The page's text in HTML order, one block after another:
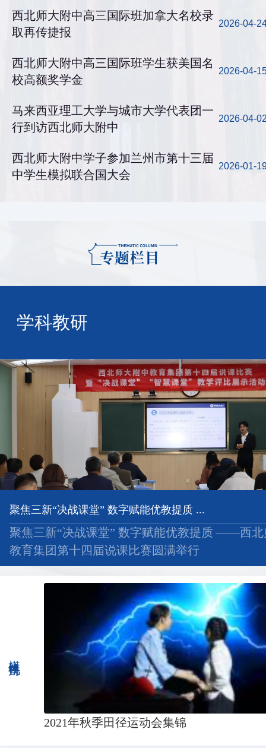
西北师大附中高三国际班加拿大名校录
取再传捷报
2026-04-
西北师大附中高三国际班学生获美国名
校高额奖学金
2026-04-
马来西亚理工大学与城市大学代表团一
行到访西北师大附中
2026-04-
西北师大附中学子参加兰州市第十三届
中学生模拟联合国大会
2026-01-
学科教研
聚焦三新“决战课堂” 数字赋能优教提质 ...
聚焦三新“决战课堂” 数字赋能优教提质 ——西北
教育集团第十四届说课比赛圆满举行
2021年秋季田径运动会集锦